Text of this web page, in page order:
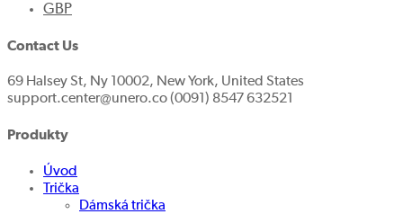
GBP
Contact Us
69 Halsey St, Ny 10002, New York, United States
support.center@unero.co (0091) 8547 632521
Produkty
Úvod
Trička
Dámská trička